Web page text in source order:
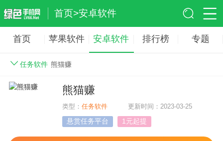
首页>安卓软件
首页 苹果软件 安卓软件 排行榜 专题
任务软件 熊猫赚
熊猫赚
类型：任务软件 更新时间：2023-03-25
悬赏任务平台 1元起提